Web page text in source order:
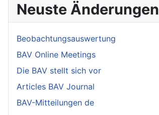
Neuste Änderungen
Beobachtungsauswertung
BAV Online Meetings
Die BAV stellt sich vor
Articles BAV Journal
BAV-Mitteilungen de